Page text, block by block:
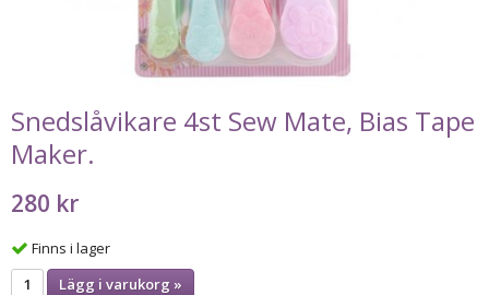
Snedslåvikare 4st Sew Mate, Bias Tape
Maker.
280 kr
Finns i lager
Lägg i varukorg »